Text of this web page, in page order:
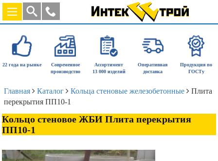
22 года на рынке
Современное
производство
Ассортимент
13 000 изделий
Оперативная
доставка
Продукция по
ГОСТу
Главная Каталог Кольца стеновые железобетонные
Плита
перекрытия ПП10-1
Кольцо стеновое ЖБИ Плита перекрытия
ПП10-1